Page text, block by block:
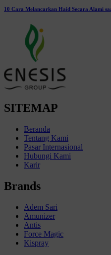
10 Cara Melancarkan Haid Secara Alami
SITEMAP
Beranda
Tentang Kami
Pasar Internasional
Hubungi Kami
Karir
Brands
Adem Sari
Amunizer
Antis
Force Magic
Kispray